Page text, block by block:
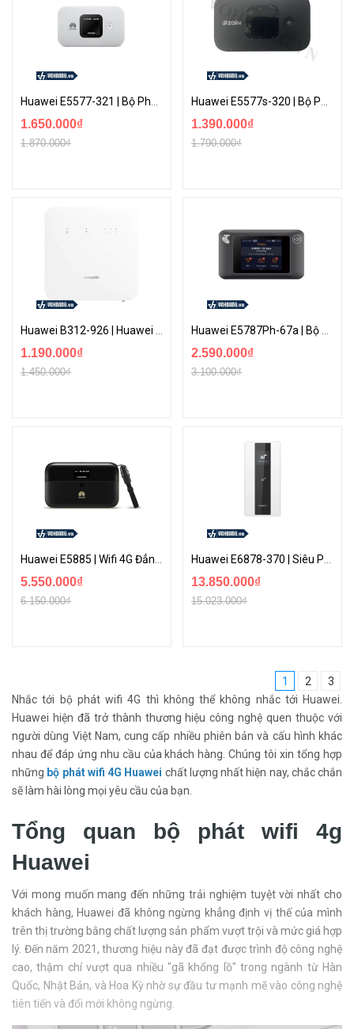
1.650.000₫
1.870.000₫
1.390.000₫
1.790.000₫
1.190.000₫
1.450.000₫
2.590.000₫
3.100.000₫
5.550.000₫
6.150.000₫
13.850.000₫
15.023.000₫
1 2
3
Nhắc tới bộ phát wifi 4G thì không thể không nhắc tới Huawei.
Huawei hiện đã trở thành thương hiệu công nghệ quen thuộc với
người dùng Việt Nam, cung cấp nhiều phiên bản và cấu hình khác
nhau để đáp ứng nhu cầu của khách hàng. Chúng tôi xin tổng hợp
những bộ phát wifi 4G Huawei chất lượng nhất hiện nay, chắc chắn
sẽ làm hài lòng mọi yêu cầu của bạn.
Tổng quan bộ phát wifi 4g
Huawei
Với mong muốn mang đến những trải nghiệm tuyệt vời nhất cho
khách hàng, Huawei đã không ngừng khẳng định vị thế của mình
trên thị trường bằng chất lượng sản phẩm vượt trội và mức giá hợp
lý. Đến năm 2021, thương hiệu này đã đạt được trình độ công nghệ
cao, thậm chí vượt qua nhiều "gã khổng lồ" trong ngành từ Hàn
Quốc, Nhật Bản, và Hoa Kỳ nhờ sự đầu tư mạnh mẽ vào công nghệ
tiên tiến và đổi mới không ngừng.